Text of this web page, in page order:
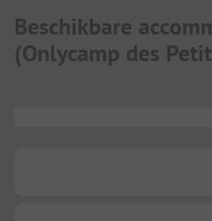
Beschikbare
(Onlycamp des